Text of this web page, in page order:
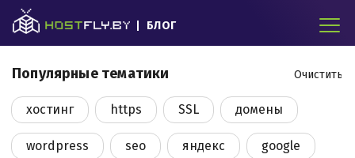
БЛОГ
Очистить
Популярные тематики
хостинг https SSL домены
wordpress seo яндекс google